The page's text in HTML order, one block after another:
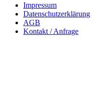
Impressum
Datenschutzerklärung
AGB
Kontakt / Anfrage